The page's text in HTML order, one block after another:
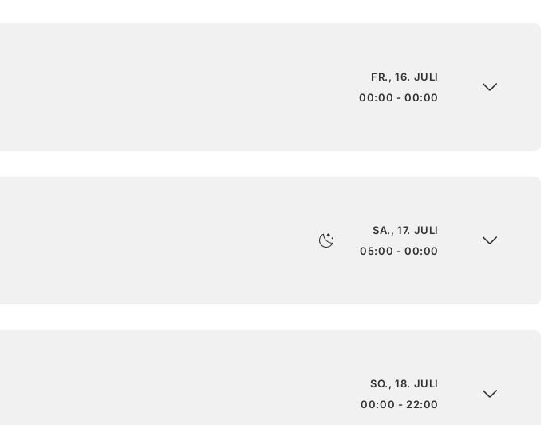
FR., 16. JULI
00:00 - 00:00
SA., 17. JULI
05:00 - 00:00
SO., 18. JULI
00:00 - 22:00